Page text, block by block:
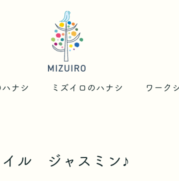
ナシ ミズイロのハナシ ワーク
ル ジャスミン♪